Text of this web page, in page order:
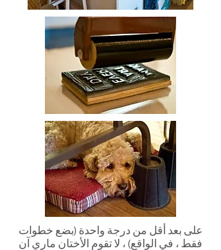
على بعد أقل من درجة واحدة (بضع خطوات
فقط ، في الواقع) ، لا تقوم الأختان ماري آن